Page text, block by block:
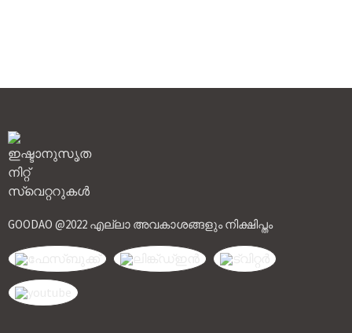
GOODAO @2022 എല്ലാ അവകാശങ്ങളും നിക്ഷിപ്തം